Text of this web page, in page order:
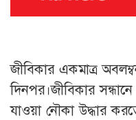
জীবিকার একমাত্র
দিনপর।জী‌বিকার
যাওয়া নৌকা উদ্ধার